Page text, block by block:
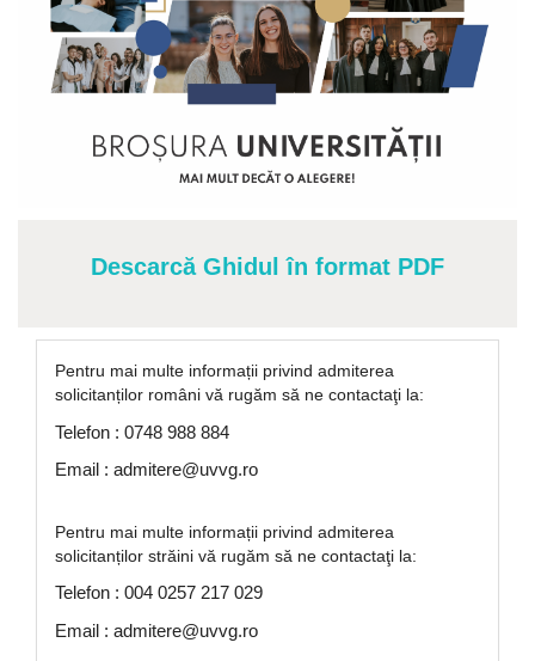
Descarcă Ghidul în format PDF
Pentru mai multe informații privind admiterea
solicitanților români vă rugăm să ne contactaţi la:
Telefon : 0748 988 884
Email : admitere@uvvg.ro
Pentru mai multe informații privind admiterea
solicitanților străini vă rugăm să ne contactaţi la:
Telefon : 004 0257 217 029
Email : admitere@uvvg.ro